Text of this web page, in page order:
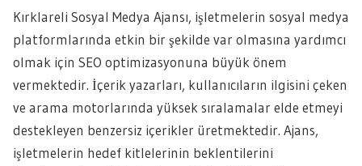
Kırklareli Sosyal Medya Ajansı, işletmelerin sosyal medya
platformlarında etkin bir şekilde var olmasına yardımcı
olmak için SEO optimizasyonuna büyük önem
vermektedir. İçerik yazarları, kullanıcıların ilgisini çeken
ve arama motorlarında yüksek sıralamalar elde etmeyi
destekleyen benzersiz içerikler üretmektedir. Ajans,
işletmelerin hedef kitlelerinin beklentilerini